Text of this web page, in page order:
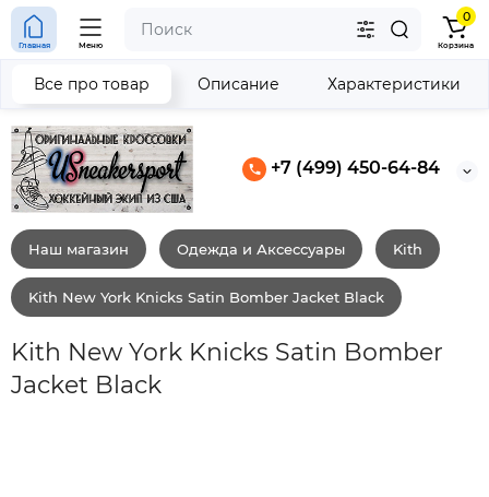
+7 (499) 450-64-84
Главная Меню
0
Корзина
Наш магазин Одежда и Аксессуары Kith
Kith New York Knicks Satin Bomber Jacket Black
Kith New York Knicks Satin Bomber
Jacket Black
Все про товар Описание Характеристики